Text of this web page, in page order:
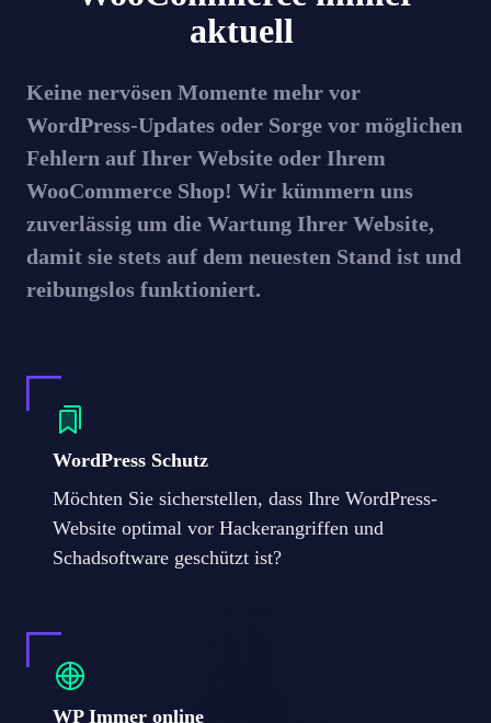
aktuell
Keine nervösen Momente mehr vor
WordPress-Updates oder Sorge vor möglichen
Fehlern auf Ihrer Website oder Ihrem
WooCommerce Shop! Wir kümmern uns
zuverlässig um die Wartung Ihrer Website,
damit sie stets auf dem neuesten Stand ist und
reibungslos funktioniert.
WordPress Schutz
Möchten Sie sicherstellen, dass Ihre WordPress-
Website optimal vor Hackerangriffen und
Schadsoftware geschützt ist?
WP Immer online